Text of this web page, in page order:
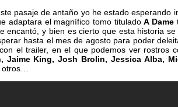
pasaje de antaño yo he estado esperando
adaptara el magnífico tomo titulado A
encantó, y bien es cierto que esta historia
hasta el mes de agosto para poder
el trailer, en el que podemos ver rostros
Jaime King, Josh Brolin, Jessica Alba,